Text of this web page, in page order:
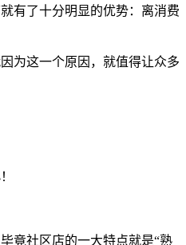
有了十分明显的优势：离消费
为这一个原因，就值得让众多
竟社区店的一大特点就是“熟